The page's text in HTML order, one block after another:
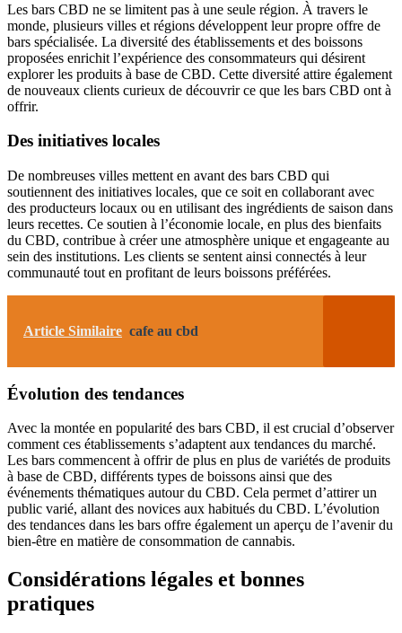
Les bars CBD ne se limitent pas à une seule région. À travers le
monde, plusieurs villes et régions développent leur propre offre de
bars spécialisée. La diversité des établissements et des boissons
proposées enrichit l’expérience des consommateurs qui désirent
explorer les produits à base de CBD. Cette diversité attire également
de nouveaux clients curieux de découvrir ce que les bars CBD ont à
offrir.
Des initiatives locales
De nombreuses villes mettent en avant des bars CBD qui
soutiennent des initiatives locales, que ce soit en collaborant avec
des producteurs locaux ou en utilisant des ingrédients de saison dans
leurs recettes. Ce soutien à l’économie locale, en plus des bienfaits
du CBD, contribue à créer une atmosphère unique et engageante au
sein des institutions. Les clients se sentent ainsi connectés à leur
communauté tout en profitant de leurs boissons préférées.
Article Similaire cafe au cbd
Évolution des tendances
Avec la montée en popularité des bars CBD, il est crucial d’observer
comment ces établissements s’adaptent aux tendances du marché.
Les bars commencent à offrir de plus en plus de variétés de produits
à base de CBD, différents types de boissons ainsi que des
événements thématiques autour du CBD. Cela permet d’attirer un
public varié, allant des novices aux habitués du CBD. L’évolution
des tendances dans les bars offre également un aperçu de l’avenir du
bien-être en matière de consommation de cannabis.
Considérations légales et bonnes
pratiques